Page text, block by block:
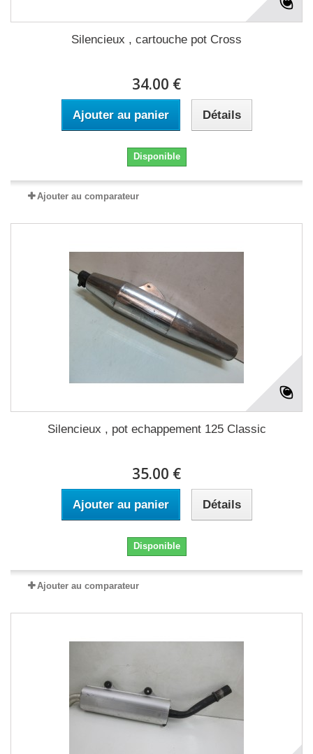
Silencieux , cartouche pot Cross
34.00 €
Ajouter au panier Détails
Disponible
Ajouter au comparateur
Silencieux , pot echappement 125 Classic
35.00 €
Ajouter au panier Détails
Disponible
Ajouter au comparateur